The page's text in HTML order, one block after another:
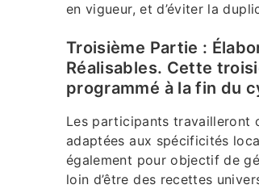
en vigueur, et d’éviter la
Troisième Partie :
Réalisables. Cette
programmé à la fin du
Les participants travailleront
adaptées aux spécificités
également pour objectif de
loin d’être des recettes